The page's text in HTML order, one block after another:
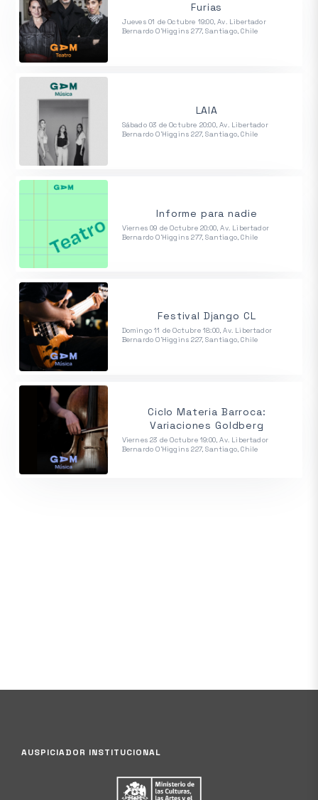
Furias
Jueves 01 de Octubre 19:00, Av. Libertador
Bernardo O'Higgins 277, Santiago, Chile
LAIA
Sábado 03 de Octubre 20:00, Av. Libertador
Bernardo O'Higgins 227, Santiago, Chile
Informe para nadie
Viernes 09 de Octubre 20:00, Av. Libertador
Bernardo O'Higgins 277, Santiago, Chile
Festival Django CL
Domingo 11 de Octubre 18:00, Av. Libertador
Bernardo O'Higgins 227, Santiago, Chile
Ciclo Materia Barroca:
Variaciones Goldberg
Viernes 23 de Octubre 19:00, Av. Libertador
Bernardo O'Higgins 227, Santiago, Chile
AUSPICIADOR INSTITUCIONAL